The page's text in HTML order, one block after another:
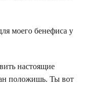
моего бенефиса у
настоящие
положишь. Ты вот